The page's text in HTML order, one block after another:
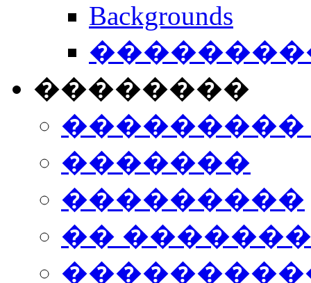
Backgrounds
��������
���������
�������
���������
��